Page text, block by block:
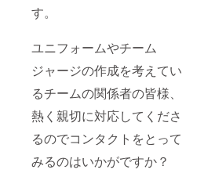
す。
ユニフォームやチーム
ジャージの作成を考えてい
るチームの関係者の皆様、
熱く親切に対応してくださ
るのでコンタクトをとって
みるのはいかがですか？